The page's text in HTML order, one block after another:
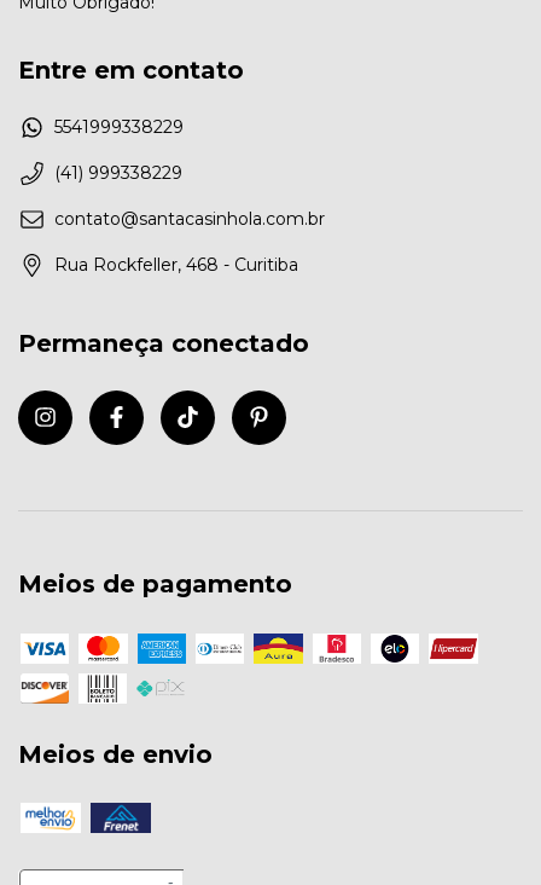
Entre em contato
5541999338229
(41) 999338229
contato@santacasinhola.com.br
Rua Rockfeller, 468 - Curitiba
Permaneça conectado
Meios de pagamento
Meios de envio